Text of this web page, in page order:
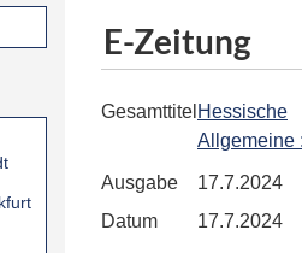
E-Zeitung
Gesamttitel Hessische
Allgemeine
Ausgabe
17.7.2024
Datum
17.7.2024